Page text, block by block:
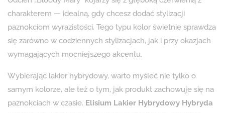
charakterem — idealną, gdy chcesz dodać stylizacji
paznokciom wyrazistości. Tego typu kolor świetnie sprawdza
się zarówno w codziennych stylizacjach, jak i przy okazjach
wymagających mocniejszego akcentu.
Wybierając lakier hybrydowy, warto myśleć nie tylko o
samym kolorze, ale też o tym, jak produkt zachowuje się na
paznokciach w czasie. Elisium Lakier Hybrydowy Hybryda